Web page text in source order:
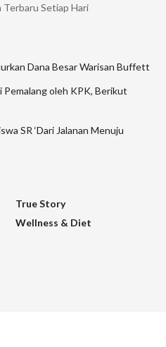
Setiap Hari
Dana Besar Warisan Buffett
oleh KPK, Berikut
SR ‘Dari Jalanan Menuju
True Story
Wellness & Diet